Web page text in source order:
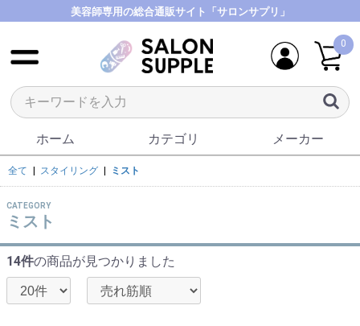
美容師専用の総合通販サイト「サロンサプリ」
0
ホーム カテゴリ メーカー
全て スタイリング ミスト
CATEGORY
ミスト
14件の商品が見つかりました